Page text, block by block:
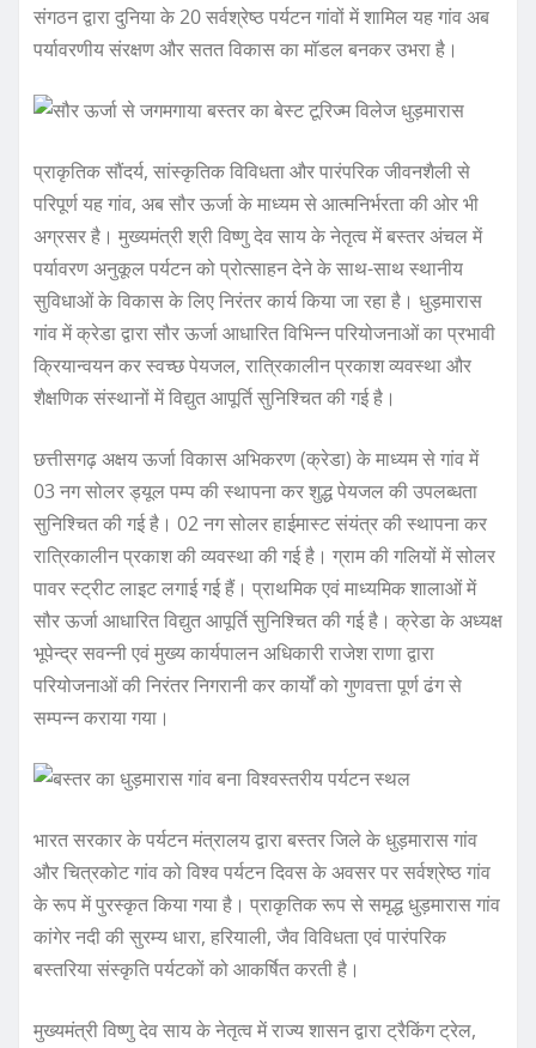
संगठन द्वारा दुनिया के 20 सर्वश्रेष्ठ पर्यटन गांवों में शामिल यह गांव अब
पर्यावरणीय संरक्षण और सतत विकास का मॉडल बनकर उभरा है।
प्राकृतिक सौंदर्य, सांस्कृतिक विविधता और पारंपरिक जीवनशैली से
परिपूर्ण यह गांव, अब सौर ऊर्जा के माध्यम से आत्मनिर्भरता की ओर भी
अग्रसर है। मुख्यमंत्री श्री विष्णु देव साय के नेतृत्व में बस्तर अंचल में
पर्यावरण अनुकूल पर्यटन को प्रोत्साहन देने के साथ-साथ स्थानीय
सुविधाओं के विकास के लिए निरंतर कार्य किया जा रहा है। धुड़मारास
गांव में क्रेडा द्वारा सौर ऊर्जा आधारित विभिन्न परियोजनाओं का प्रभावी
क्रियान्वयन कर स्वच्छ पेयजल, रात्रिकालीन प्रकाश व्यवस्था और
शैक्षणिक संस्थानों में विद्युत आपूर्ति सुनिश्चित की गई है।
छत्तीसगढ़ अक्षय ऊर्जा विकास अभिकरण (क्रेडा) के माध्यम से गांव में
03 नग सोलर ड्यूल पम्प की स्थापना कर शुद्ध पेयजल की उपलब्धता
सुनिश्चित की गई है। 02 नग सोलर हाईमास्ट संयंत्र की स्थापना कर
रात्रिकालीन प्रकाश की व्यवस्था की गई है। ग्राम की गलियों में सोलर
पावर स्ट्रीट लाइट लगाई गई हैं। प्राथमिक एवं माध्यमिक शालाओं में
सौर ऊर्जा आधारित विद्युत आपूर्ति सुनिश्चित की गई है। क्रेडा के अध्यक्ष
भूपेन्द्र सवन्नी एवं मुख्य कार्यपालन अधिकारी राजेश राणा द्वारा
परियोजनाओं की निरंतर निगरानी कर कार्यों को गुणवत्ता पूर्ण ढंग से
सम्पन्न कराया गया।
भारत सरकार के पर्यटन मंत्रालय द्वारा बस्तर जिले के धुड़मारास गांव
और चित्रकोट गांव को विश्व पर्यटन दिवस के अवसर पर सर्वश्रेष्ठ गांव
के रूप में पुरस्कृत किया गया है। प्राकृतिक रूप से समृद्ध धुड़मारास गांव
कांगेर नदी की सुरम्य धारा, हरियाली, जैव विविधता एवं पारंपरिक
बस्तरिया संस्कृति पर्यटकों को आकर्षित करती है।
मुख्यमंत्री विष्णु देव साय के नेतृत्व में राज्य शासन द्वारा ट्रैकिंग ट्रेल,